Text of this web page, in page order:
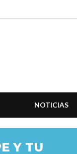
NOTICIAS
Y TU